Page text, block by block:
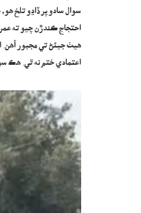
سوال سادو پر ڏاڍو تلخ
احتجاج ڪندڙن چيو ته
هيٺ جيئڻ تي مجبور آهن.
اعتمادي ختم نه ٿي. هڪ